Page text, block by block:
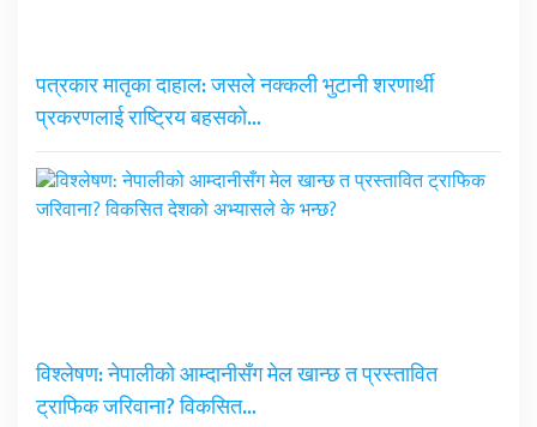
पत्रकार मातृका दाहाल: जसले नक्कली भुटानी शरणार्थी
प्रकरणलाई राष्ट्रिय बहसको…
विश्लेषण: नेपालीको आम्दानीसँग मेल खान्छ त प्रस्तावित
ट्राफिक जरिवाना? विकसित…